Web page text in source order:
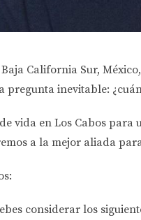
California Sur,
pregunta inevitable:
vida en Los Cabos
a la mejor aliada
considerar los